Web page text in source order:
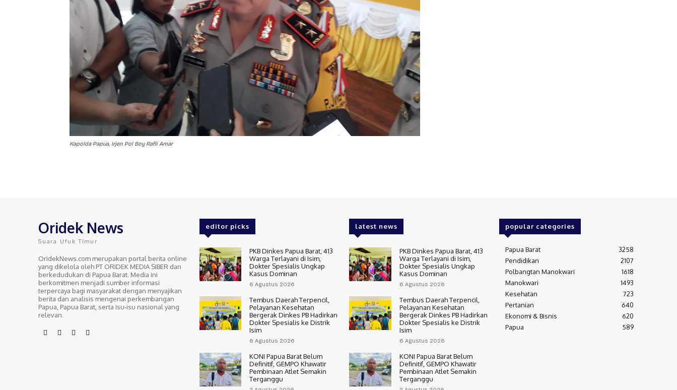
Kapolda Papua, Irjen Pol Boy Rafli Amar
Oridek News
Suara Ufuk Timur
OridekNews.com merupakan portal berita online
yang dikelola oleh PT ORIDEK MEDIA SIBER dan
berkedudukan di Papua Barat. Media ini
berkomitmen menjadi sumber informasi
terpercaya bagi masyarakat dengan menyajikan
berita dan analisis mengenai perkembangan
Papua, Papua Barat, serta isu-isu nasional yang
relevan.
editor picks
PKB Dinkes Papua Barat, 413
Warga Terlayani di Isim,
Dokter Spesialis Ungkap
Kasus Dominan
6 Agustus 2026
Tembus Daerah Terpencil,
Pelayanan Kesehatan
Bergerak Dinkes PB Hadirkan
Dokter Spesialis ke Distrik
Isim
6 Agustus 2026
KONI Papua Barat Belum
Definitif, GEMPO Khawatir
Pembinaan Atlet Semakin
Terganggu
latest news
PKB Dinkes Papua Barat, 413
Warga Terlayani di Isim,
Dokter Spesialis Ungkap
Kasus Dominan
6 Agustus 2026
Tembus Daerah Terpencil,
Pelayanan Kesehatan
Bergerak Dinkes PB Hadirkan
Dokter Spesialis ke Distrik
Isim
6 Agustus 2026
KONI Papua Barat Belum
Definitif, GEMPO Khawatir
Pembinaan Atlet Semakin
Terganggu
popular categories
Papua Barat
3258
Pendidikan
2107
Polbangtan Manokwari
1618
Manokwari
1493
Kesehatan
723
Pertanian
640
Ekonomi & Bisnis
620
Papua
589